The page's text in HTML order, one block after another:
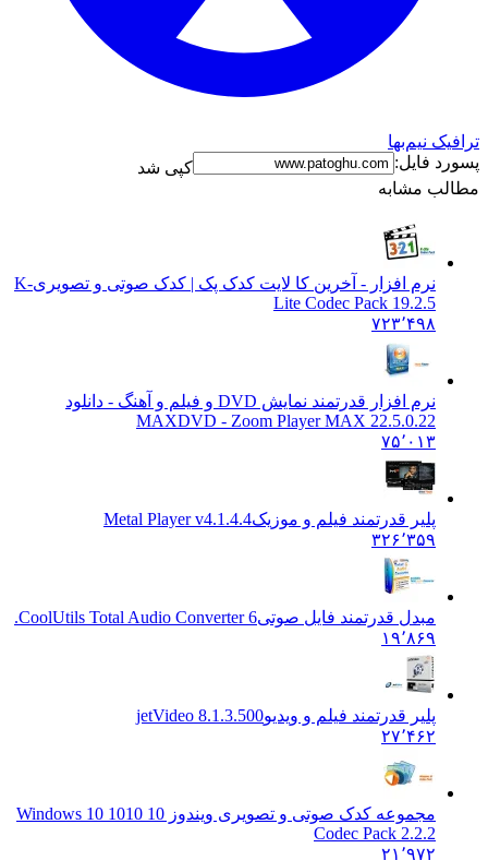
نیم‌بها
فایل:
کپی شد
مشابه
نرم افزار - آخرین کا لایت کدک پک | کدک صوتی و تصویریK-
Lite Codec Pack 19.2.5
۷۲۳٬۴۹۸
نرم افزار قدرتمند نمایش DVD و فیلم و آهنگ - دانلود
MAX DVD - Zoom Player MAX 22.5.0.22
۷۵٬۰۱۳
پلیر قدرتمند فیلم و موزیک Metal Player v4.1.4.4
۳۲۶٬۳۵۹
مبدل قدرتمند فایل صوتیCoolUtils Total Audio Converter 6.
۱۹٬۸۶۹
پلیر قدرتمند فیلم و ویدیو jetVideo 8.1.3.500
۲۷٬۴۶۲
مجموعه کدک صوتی و تصویری ویندوز 10 10
10 Windows 10
Codec Pack 2.2.2
۲۱٬۹۷۲